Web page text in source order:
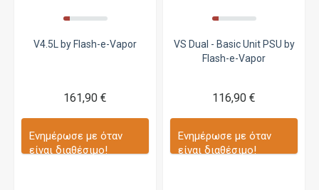
V4.5L by Flash-e-Vapor
161,90 €
Ενημέρωσε με όταν
είναι διαθέσιμο!
VS Dual - Basic Unit PSU by
Flash-e-Vapor
116,90 €
Ενημέρωσε με όταν
είναι διαθέσιμο!